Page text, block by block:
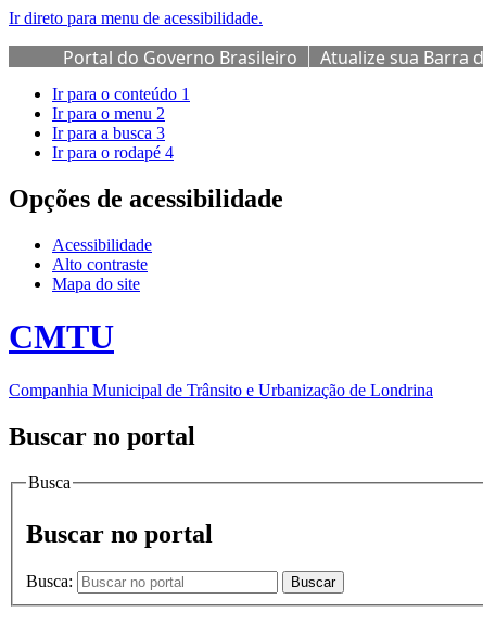
Ir direto para menu de acessibilidade.
Portal do Governo Brasileiro Atualize sua Barra
Ir para o conteúdo 1
Ir para o menu 2
Ir para a busca 3
Ir para o rodapé 4
Opções de acessibilidade
Acessibilidade
Alto contraste
Mapa do site
CMTU
Companhia Municipal de Trânsito e Urbanização de Londrina
Buscar no portal
Busca
Buscar no portal
Busca: Buscar